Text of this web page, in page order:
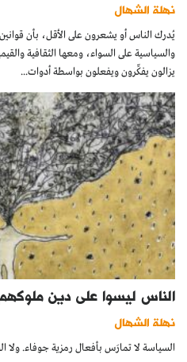
نهلة الشهال
يُدرك الناس أو يشعرون على الأقل، بأن
والسياسية على السواء، ومعها الثقافية
يزالون يفكِّرون ويفعلون بواسطة أدوات...
الناس ليسوا على دين
نهلة الشهال
السياسة لا تمارَس بأفعال رمزية جوفاء. ولا